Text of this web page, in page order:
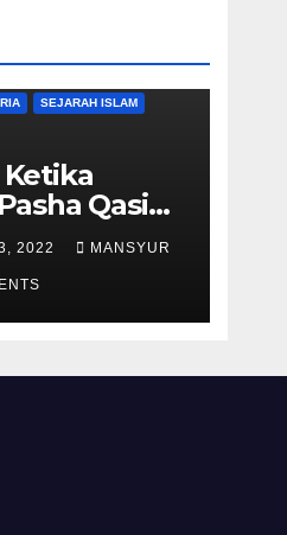
DUNIA ISLAM
SEJARAH ISLAM
Ketika
Qasim
Menjadi
di
2022 MANSYUR